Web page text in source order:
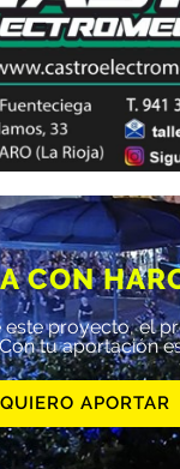
CON
proyecto, el
tu aportación
QUIERO APORTAR